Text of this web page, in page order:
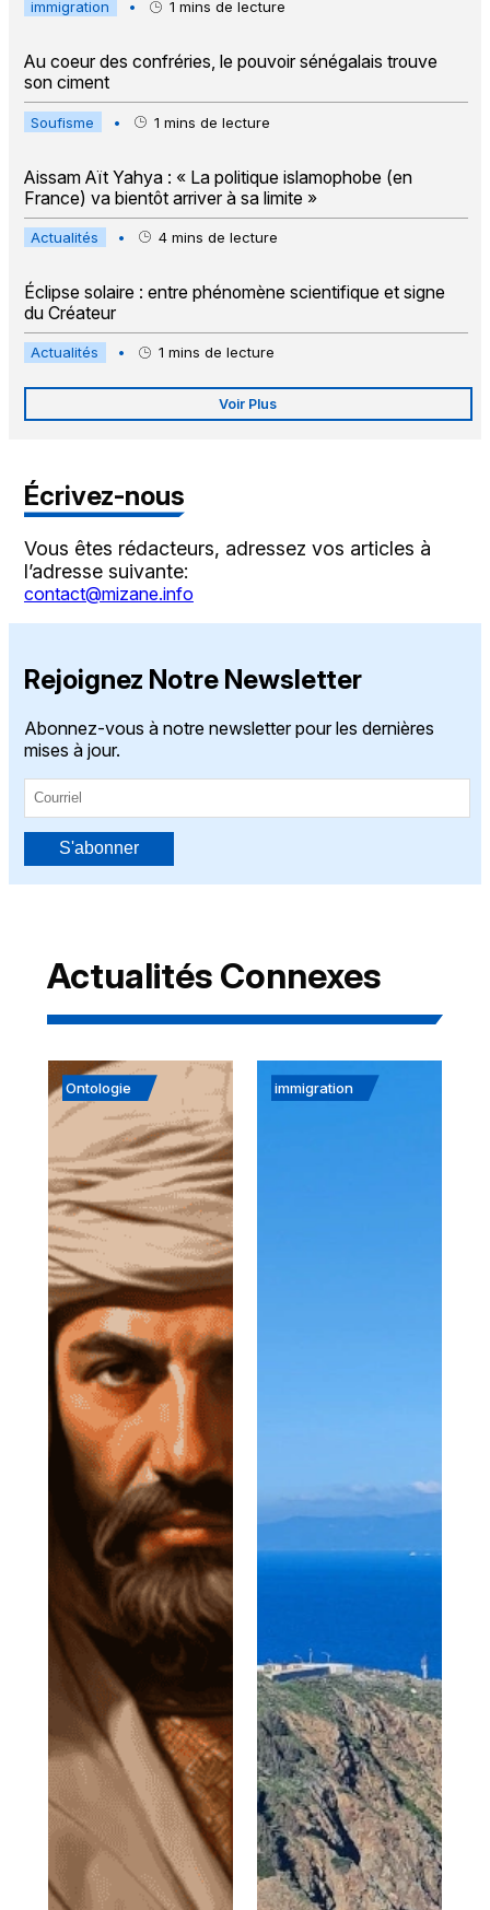
immigration • 1 mins de lecture
Au coeur des confréries, le pouvoir sénégalais trouve
son ciment
Soufisme • 1 mins de lecture
Aissam Aït Yahya : « La politique islamophobe (en
France) va bientôt arriver à sa limite »
Actualités • 4 mins de lecture
Éclipse solaire : entre phénomène scientifique et signe
du Créateur
Actualités • 1 mins de lecture
Voir Plus
Écrivez-nous
Vous êtes rédacteurs, adressez vos articles à
l’adresse suivante:
contact@mizane.info
Rejoignez Notre Newsletter
Abonnez-vous à notre newsletter pour les dernières
mises à jour.
S'abonner
Actualités Connexes
Ontologie immigration